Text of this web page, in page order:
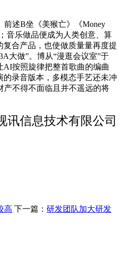
述B坐《美猴亡》《Money
音乐做品便成为人类创意、算
合产品，也使做质量量再度提
大做”。博从“漫逛会议室”于
AI按照旋律把整首歌曲的编曲
录音版本，多模态手艺还未冲
不得不面临且并不遥远的将
讯信息技术有限公司
高 下一篇： 研发团队加大研发